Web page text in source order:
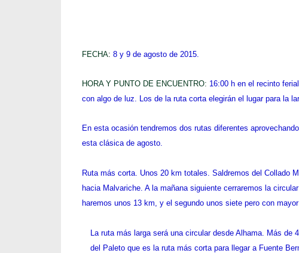
FECHA: 8 y 9 de agosto de 2015.
HORA Y PUNTO DE ENCUENTRO: 16:00 h en el recinto
importante intentar llegar al vivac con algo de luz. Los de la
En esta ocasión tendremos dos rutas diferentes aprovechando
Ruta más corta. Unos 20 km totales. Saldremos del Collado
hacia Malvariche. A la mañana siguiente cerraremos la
La ruta más larga será